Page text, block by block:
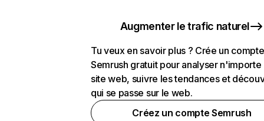
Augmenter le trafic naturel
Tu veux en savoir plus ? Crée un compte
Semrush gratuit pour analyser n'importe
site web, suivre les tendances et
qui se passe sur le web.
Créez un compte Semrush